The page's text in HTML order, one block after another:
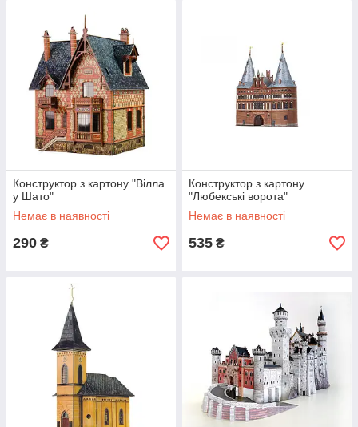
Конструктор з картону "Вілла
у Шато"
Немає в наявності
290 ₴
Конструктор з картону
"Любекські ворота"
Немає в наявності
535 ₴